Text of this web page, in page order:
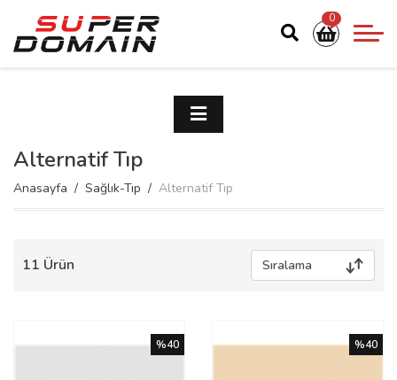
0
Alternatif Tıp
Anasayfa Sağlık-Tıp Alternatif Tıp
11 Ürün
%40 %40